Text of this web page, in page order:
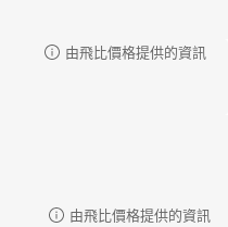
由飛比價格提供的資訊
由飛比價格提供的資訊